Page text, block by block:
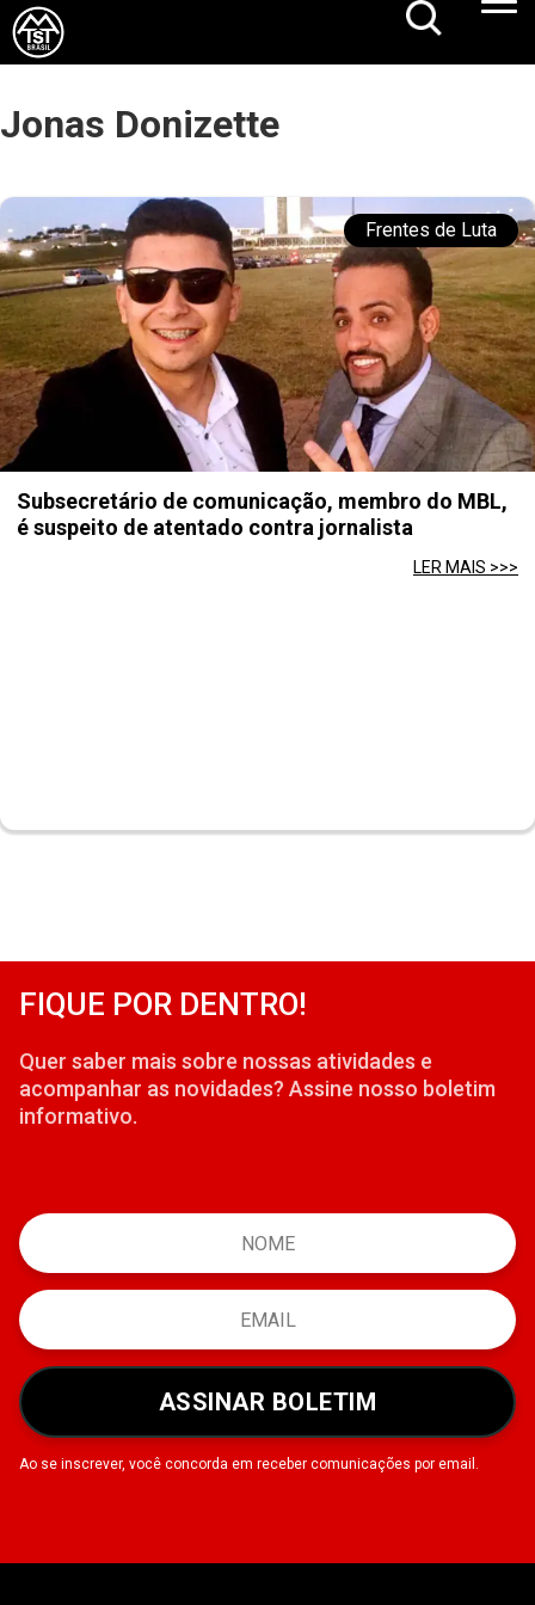
Jonas Donizette
Frentes de Luta
Subsecretário de comunicação, membro do MBL,
é suspeito de atentado contra jornalista
LER MAIS >>>
FIQUE POR DENTRO!
Quer saber mais sobre nossas atividades e
acompanhar as novidades? Assine nosso boletim
informativo.
ASSINAR BOLETIM
Ao se inscrever, você concorda em receber comunicações por email.